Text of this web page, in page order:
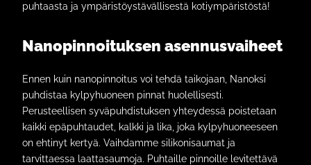
puhtaasta ja ympäristöystävällisestä kotiympäristöstä!
Nanopinnoituksen asennusvaiheet
Ennen kuin nanopinnoitus voi tehdä taikojaan, Nanoksi
puhdistaa kylpyhuoneen pinnat huolellisesti.
Perusteellisen syväpuhdistuksen yhteydessä poistetaan
kaikki epäpuhtaudet, kalkki ja lika, joka kylpyhuoneeseen
on ehtinyt kertyä. Vaihdamme silikonisaumat ja
tarvittaessa laattasaumoja. Puhtaille pinnoille levitettävä